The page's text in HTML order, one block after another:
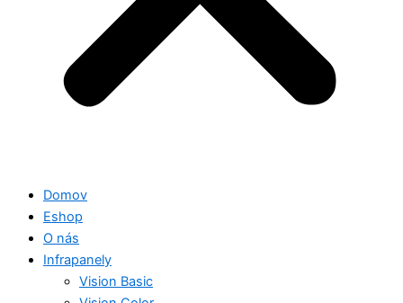
Domov
Eshop
O nás
Infrapanely
Vision Basic